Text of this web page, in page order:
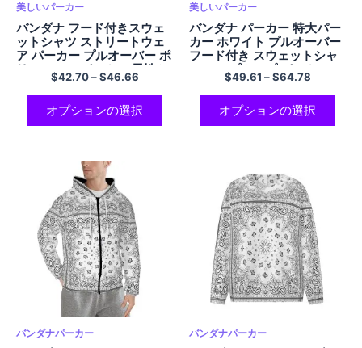
美しいパーカー
バンダナ フード付きスウェ
ットシャツ ストリートウェ
ア パーカー プルオーバー ポ
リエステル パーカー 男性と
女性用$42.70–$46.66
オプションの選択
美しいパーカー
バンダナ パーカー 特大パー
カー ホワイト プルオーバー
フード付き スウェットシャ
ツ ヒップホップ パーカー
EU サイズのコンフォート フ
リース ポリエステル パーカ
$49.61 –$64.78
オプションの選択
バンダナパーカー バンダナパーカー